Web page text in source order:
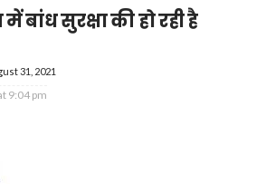
बांध सुरक्षा की हो रही है
31, 2021
9:04 pm